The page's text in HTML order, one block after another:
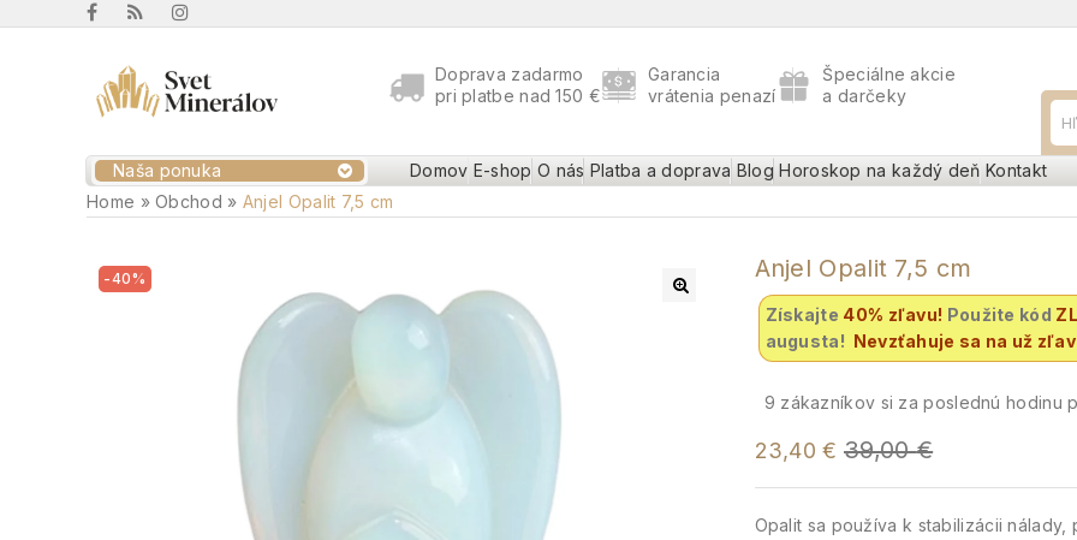
Doprava zadarmo
pri platbe nad 150 €
Garancia
vrátenia penazí
Špeciálne akcie
a darčeky
Naša ponuka Domov E-shop O nás Platba a doprava Blog Horoskop na každý deň Kontakt
Home »Obchod » Anjel Opalit 7,5 cm
-40% Anjel Opalit 7,5 cm
Získajte 40% zľavu! Použite kód
augusta! Nevzťahuje sa na už
9 zákazníkov si za poslednú hodinu
23,40€ 39,00€
Opalit sa používa k stabilizácii